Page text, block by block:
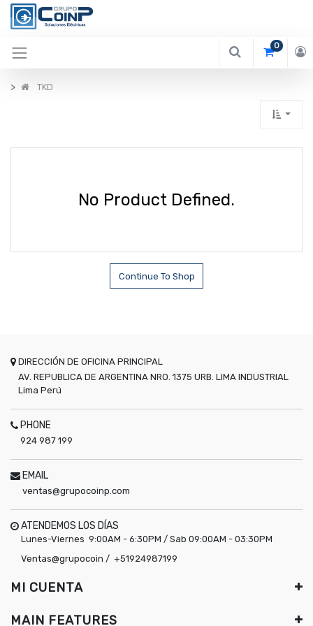
0
TKD
No Product Defined.
Continue To Shop
DIRECCIÓN DE OFICINA PRINCIPAL
AV. REPUBLICA DE ARGENTINA NRO. 1375 URB. LIMA INDUSTRIAL
Lima Perú
PHONE
924 987 199
EMAIL
ventas@grupocoinp.com
ATENDEMOS LOS DÍAS
Lunes-Viernes 9:00AM - 6:30PM / Sab 09:00AM - 03:30PM
Ventas@grupocoin / +51924987199
MI CUENTA
MAIN FEATURES